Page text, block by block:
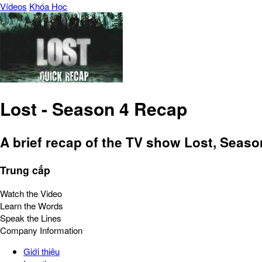
Vídeos Khóa Học
Lost - Season 4 Recap
A brief recap of the TV show Lost,
Trung cấp
Watch the Video
Learn the Words
Speak the Lines
Company Information
Giới thiệu